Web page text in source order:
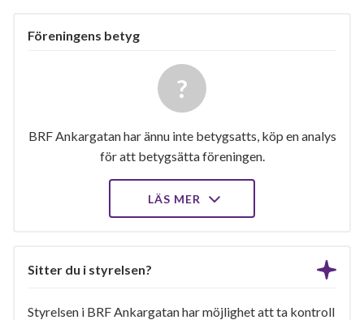
Föreningens betyg
BRF Ankargatan har ännu inte betygsatts, köp en analys
för att betygsätta föreningen.
LÄS MER
Sitter du i styrelsen?
Styrelsen i BRF Ankargatan har möjlighet att ta kontroll